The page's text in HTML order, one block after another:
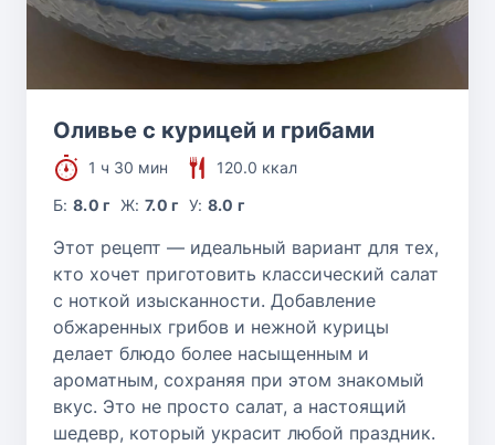
Оливье с курицей и грибами
1 ч 30 мин
120.0 ккал
Б:8.0 г Ж: 7.0 г У: 8.0 г
Этот рецепт — идеальный вариант для тех,
кто хочет приготовить классический салат
с ноткой изысканности. Добавление
обжаренных грибов и нежной курицы
делает блюдо более насыщенным и
ароматным, сохраняя при этом знакомый
вкус. Это не просто салат, а настоящий
шедевр, который украсит любой праздник.